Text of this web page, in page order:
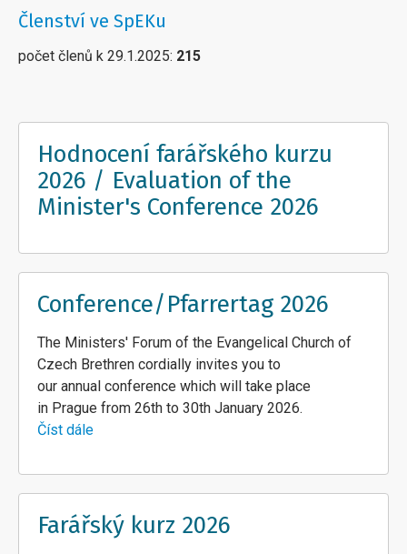
Členství ve SpEKu
počet členů k 29.1.2025: 215
Hodnocení farářského kurzu
2026 / Evaluation of the
Minister's Conference 2026
Conference/Pfarrertag 2026
The Ministers' Forum of the Evangelical Church of
Czech Brethren cordially invites you to
our annual conference which will take place
in Prague from 26th to 30th January 2026.
Číst dále
2026
Farářský kurz 2026